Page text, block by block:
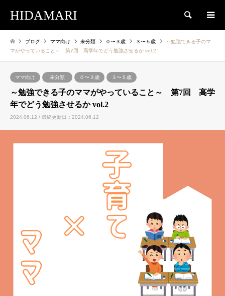
HIDAMARI 検索
ブログ ママ向け 未分類 ０〜３歳 ３〜５歳
～勉強できる子のマ
マがやっていること～ 第7回 高学年でどう勉強させるか vol.2
ママ向け 未分類 ０〜３歳 ３〜５歳
～勉強できる子のママがやっていること～ 第7回 高学
年でどう勉強させるか vol.2
2024.06.12 / 最終更新日：2024.06.12